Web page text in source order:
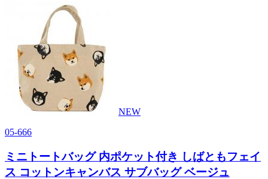
NEW
05-666
ミニトートバッグ 内ポケット付き しばともフェイ
ス コットンキャンバス サブバッグ ベージュ